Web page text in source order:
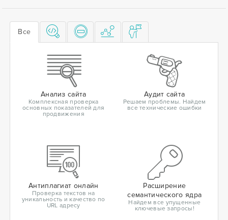
Все
Анализ сайта
Комплексная проверка
основных показателей для
продвижения
Аудит сайта
Решаем проблемы. Найдем
все технические ошибки
Антиплагиат онлайн
Проверка текстов на
уникальность и качество по
URL адресу
Расширение
семантического ядра
Найдем все упущенные
ключевые запросы!